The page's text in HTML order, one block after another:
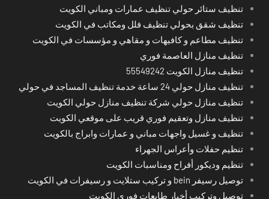
تنظيف ستائر حولي تنظيف عمارات ومباني الكويت
تنظيف شقق بحولي تنظيف فلل ومكاتب في الكويت
تنظيف مطاعم و كافيهات و مقاهي و مؤسسات في الكويت
تنظيف منازل العاصمة فوري
تنظيف منازل الكويت 55549242
تنظيف منازل حولي 24 ساعة خدمة تنظيف المساجد في حولي
تنظيف منازل حولي شركة تنظيف منازل حولي الكويت
تنظيف منازل وتعقيم فوري قريب على موقعي الكويت
تنظيف و غسيل واجهات مباني و عمارات وابراج بالكويت
تنظيم حفلات وأعراس الجهراء
تنظيم وديكور أفراح ومناسبات الكويت
توصيل رسيفر bein و تركيب ستلايت و رسيفرات في الكويت
توصيل وتركيب أخبار طابعات فوري الكويت